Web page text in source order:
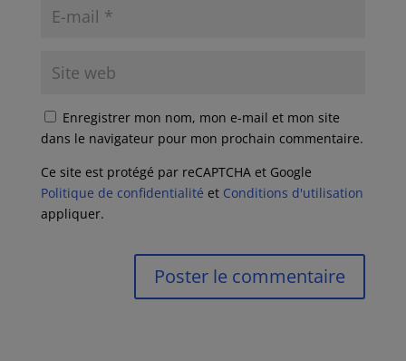
Enregistrer mon nom, mon e-mail et mon site
dans le navigateur pour mon prochain commentaire.
Ce site est protégé par reCAPTCHA et Google
Politique de confidentialité et Conditions d'utilisation
appliquer.